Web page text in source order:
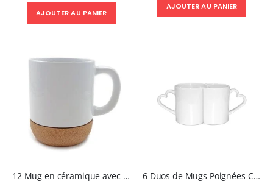
AJOUTER AU PANIER
AJOUTER AU PANIER
12 Mug en céramique avec base en liège - CORKY 6 Duos de Mugs Poignées Coeur - 11 oz